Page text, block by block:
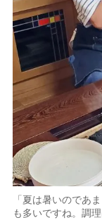
「夏は暑いのであ
も多いですね。調